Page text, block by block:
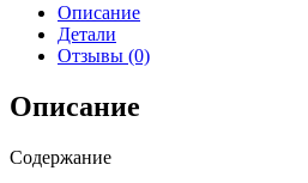
Чиф:
особенности
выращивания
и
ухода
темно-
Описание
Детали
Отзывы (0)
Описание
Содержание